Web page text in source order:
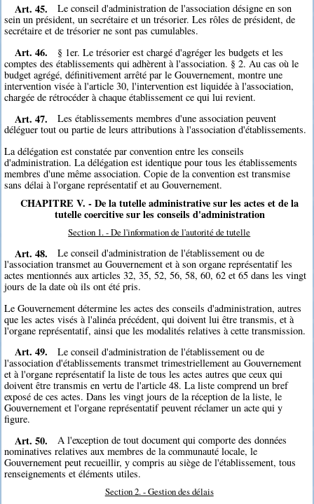
Art. 45.
Le conseil d'administration de l'association désigne en son
sein un président, un secrétaire et un trésorier. Les rôles de président, de
secrétaire et de trésorier ne sont pas cumulables.
Art. 46.
§ 1er. Le trésorier est chargé d'agréger les budgets et les
comptes des établissements qui adhèrent à l'association. § 2. Au cas où le
budget agrégé, définitivement arrêté par le Gouvernement, montre une
intervention visée à l'article 30, l'intervention est liquidée à l'association,
chargée de rétrocéder à chaque établissement ce qui lui revient.
Art. 47.
Les établissements membres d'une association peuvent
déléguer tout ou partie de leurs attributions à l'association d'établissements.
La délégation est constatée par convention entre les conseils
d'administration. La délégation est identique pour tous les établissements
membres d'une même association. Copie de la convention est transmise
sans délai à l'organe représentatif et au Gouvernement.
CHAPITRE V. - De la tutelle administrative sur les actes et de la
tutelle coercitive sur les conseils d'administration
Section 1. - De l'information de l'autorité de tutelle
Art. 48.
Le conseil d'administration de l'établissement ou de
l'association transmet au Gouvernement et à son organe représentatif les
actes mentionnés aux articles 32, 35, 52, 56, 58, 60, 62 et 65 dans les vingt
jours de la date où ils ont été pris.
Le Gouvernement détermine les actes des conseils d'administration, autres
que les actes visés à l'alinéa précédent, qui doivent lui être transmis, et à
l'organe représentatif, ainsi que les modalités relatives à cette transmission.
Art. 49.
Le conseil d'administration de l'établissement ou de
l'association d'établissements transmet trimestriellement au Gouvernement
et à l'organe représentatif la liste de tous les actes autres que ceux qui
doivent être transmis en vertu de l'article 48. La liste comprend un bref
exposé de ces actes. Dans les vingt jours de la réception de la liste, le
Gouvernement et l'organe représentatif peuvent réclamer un acte qui y
figure.
Art. 50.
A l'exception de tout document qui comporte des données
nominatives relatives aux membres de la communauté locale, le
Gouvernement peut recueillir, y compris au siège de l'établissement, tous
renseignements et éléments utiles.
Section 2. - Gestion des délais